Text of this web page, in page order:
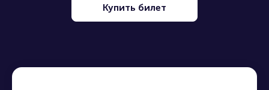
Купить билет